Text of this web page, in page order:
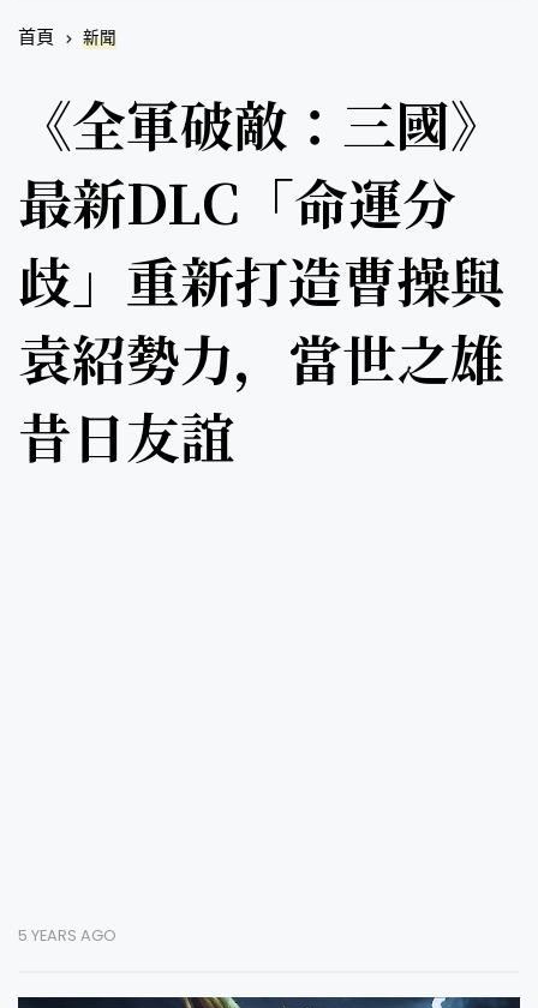
首頁 新聞
《全軍破敵：三國》
最新DLC「命運分
歧」重新打造曹操與
袁紹勢力，當世之雄
昔日友誼
5 YEARS AGO